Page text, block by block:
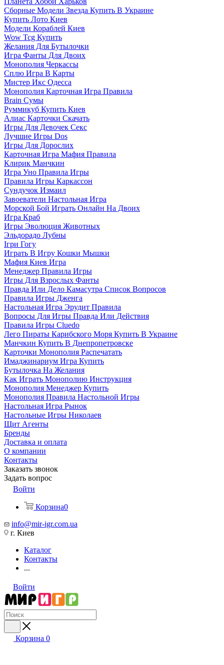
Сборные Модели Звезда Купить В Украине
Купить Лото Киев
Модели Кораблей Киев
Wow Tcg Купить
Желания Для Бутылочки
Игра Фанты Для Двоих
Монополия Черкассы
Сплю Игра В Карты
Мистер Икс Одесса
Монополия Карточная Игра Правила
Brain Сумы
Руммикуб Купить Киев
Алиас Карточки Скачать
Игры Для Девочек Секс
Лучшие Игры Dos
Игры Для Дорослих
Карточная Игра Мафия Правила
Клирик Манчкин
Игра Уно Правила Игры
Правила Игры Каркассон
Сундучок Измаил
Завоеватели Настольная Игра
Морской Бой Играть Онлайн На Двоих
Игра Краб
Игры Эволюция Животных
Эльдорадо Лубны
Ігри Гогу
Играть В Игру Кошки Мышки
Мафия Киев Игра
Менеджер Правила Игры
Игры Для Взрослых Фанты
Правда Или Дело Камасутра Список Вопросов
Правила Игры Дженга
Настольная Игра Эрудит Правила
Вопросы Для Игры Правда Или Действия
Правила Игры Cluedo
Лего Пираты Карибского Моря Купить В Украине
Манчкин Купить В Днепропетровске
Карточки Монополия Распечатать
Имаджинариум Игра Купить
Бутылочка На Желания
Как Играть Монополию Инструкция
Монополия Менеджер Купить
Монополия Правила Настольной Игры
Настольная Игра Рынок
Настольные Игры Николаев
Щит Агенты
Бренды
Доставка и оплата
О компании
Контакты
Заказать звонок
Задать вопрос
Войти
Корзина0
info@mir-igr.com.ua
г. Киев
Каталог
Контакты
...
Войти
Корзина 0